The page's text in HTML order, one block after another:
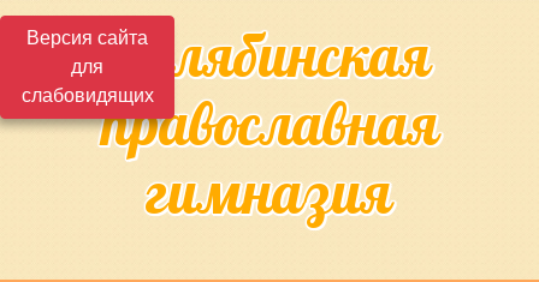
Версия сайта
для
слабовидящихЧелябинская
православная
гимназия